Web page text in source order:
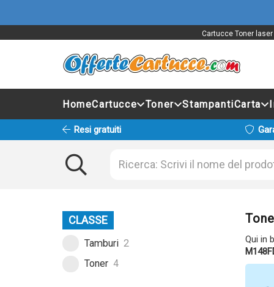
Cartucce Toner
HomeCartucce Toner StampantiCarta
Resi gratuiti
CLASSE
Tamburi 2
Toner 4
Qui in